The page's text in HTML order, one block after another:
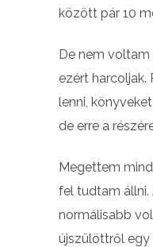
között pár 10
De nem
ezért
lenni,
de erre a
Megettem
fel tudtam állni.
normálisabb
újszülöttről